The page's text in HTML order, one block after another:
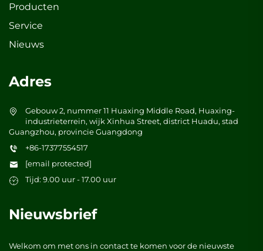
Producten
Service
Nieuws
Adres
Gebouw 2, nummer 11 Huaxing Middle Road, Huaxing-
industrieterrein, wijk Xinhua Street, district Huadu, stad
Guangzhou, provincie Guangdong
+86-17377554517
[email protected]
Tijd: 9.00 uur - 17.00 uur
Nieuwsbrief
Welkom om met ons in contact te komen voor de nieuwste